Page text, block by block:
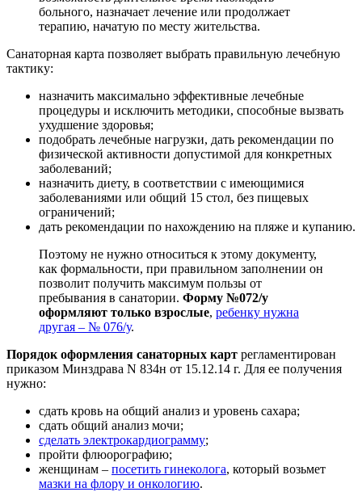
больного, назначает лечение или продолжает
терапию, начатую по месту жительства.
Санаторная карта позволяет выбрать правильную лечебную
тактику:
назначить максимально эффективные лечебные
процедуры и исключить методики, способные вызвать
ухудшение здоровья;
подобрать лечебные нагрузки, дать рекомендации по
физической активности допустимой для конкретных
заболеваний;
назначить диету, в соответствии с имеющимися
заболеваниями или общий 15 стол, без пищевых
ограничений;
дать рекомендации по нахождению на пляже и купанию.
Поэтому не нужно относиться к этому документу,
как формальности, при правильном заполнении он
позволит получить максимум пользы от
пребывания в санатории. Форму №072/у
оформляют только взрослые, ребенку нужна
другая – № 076/у.
Порядок оформления санаторных карт регламентирован
приказом Минздрава N 834н от 15.12.14 г. Для ее получения
нужно:
сдать кровь на общий анализ и уровень сахара;
сдать общий анализ мочи;
сделать электрокардиограмму;
пройти флюорографию;
женщинам – посетить гинеколога, который возьмет
мазки на флору и онкологию.